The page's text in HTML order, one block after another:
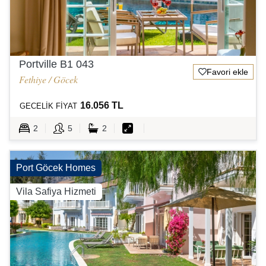
Portville B1 043
Fethiye / Göcek
Favori ekle
GECELİK FİYAT 16.056 TL
2 5 2
Port Göcek Homes
Vila Safiya Hizmeti